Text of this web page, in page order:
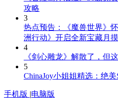
攻略
3
热点预告：《魔兽世界》
洲行动》开启全新宝藏月摸
4
《剑心雕龙》解散了，但
5
ChinaJoy小姐姐精选：绝美
手机版 |电脑版